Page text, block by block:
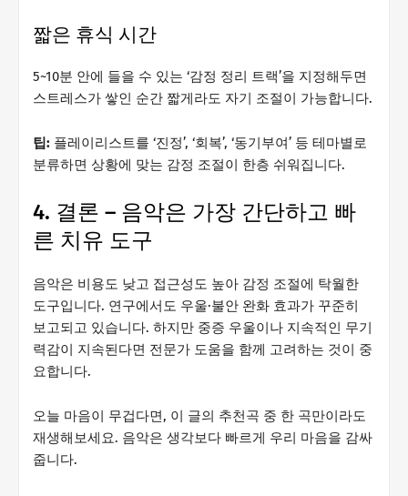
짧은 휴식 시간
5~10분 안에 들을 수 있는 ‘감정 정리 트랙’을 지정해두면
스트레스가 쌓인 순간 짧게라도 자기 조절이 가능합니다.
팁: 플레이리스트를 ‘진정’, ‘회복’, ‘동기부여’ 등 테마별로
분류하면 상황에 맞는 감정 조절이 한층 쉬워집니다.
4. 결론 – 음악은 가장 간단하고 빠
른 치유 도구
음악은 비용도 낮고 접근성도 높아 감정 조절에 탁월한
도구입니다. 연구에서도 우울·불안 완화 효과가 꾸준히
보고되고 있습니다. 하지만 중증 우울이나 지속적인 무기
력감이 지속된다면 전문가 도움을 함께 고려하는 것이 중
요합니다.
오늘 마음이 무겁다면, 이 글의 추천곡 중 한 곡만이라도
재생해보세요. 음악은 생각보다 빠르게 우리 마음을 감싸
줍니다.